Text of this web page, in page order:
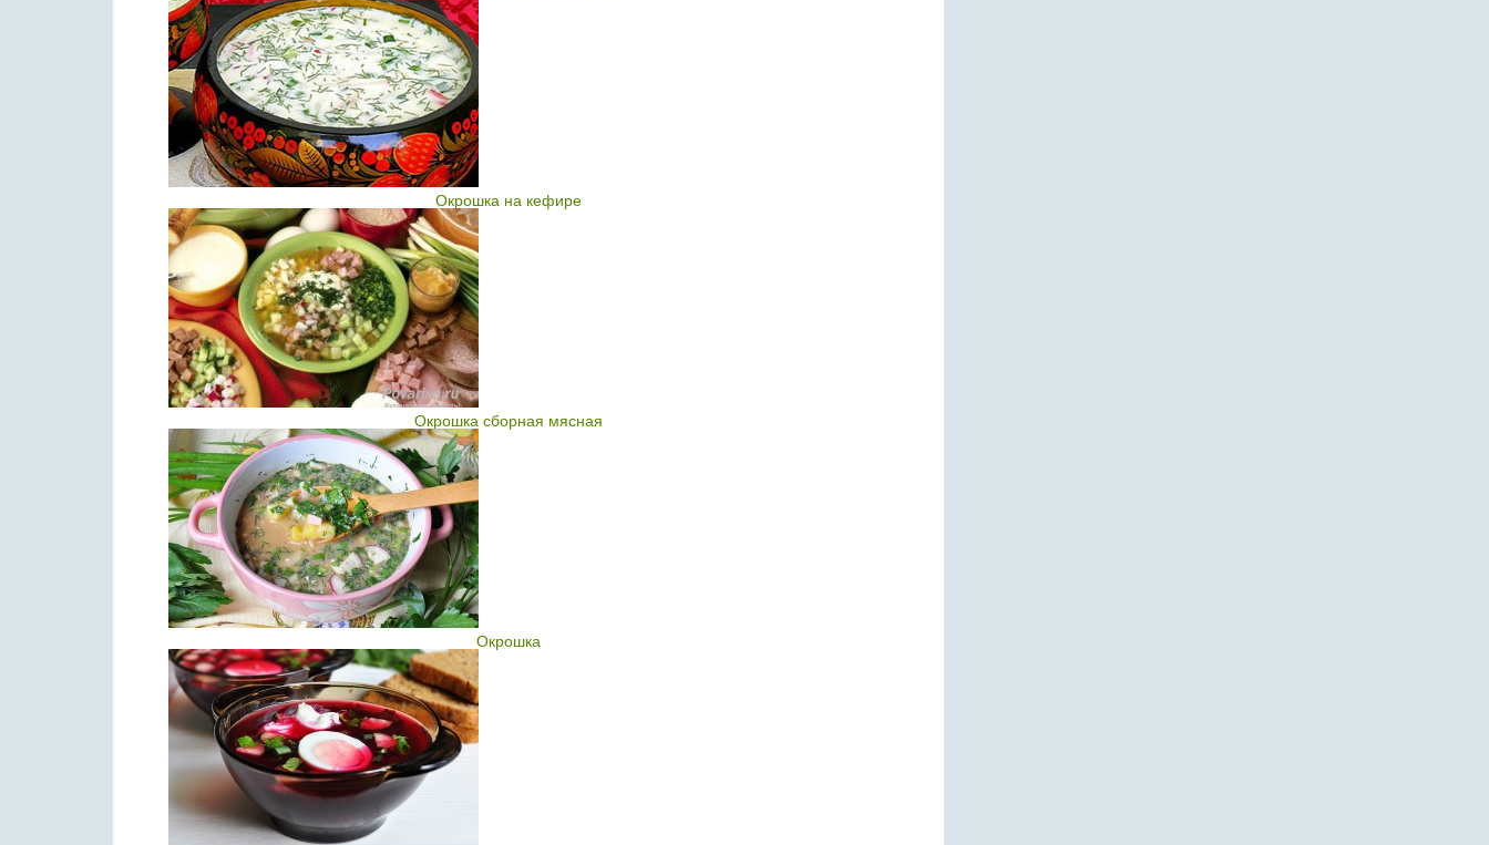
Окрошка на кефире
Окрошка сборная мясная
Окрошка